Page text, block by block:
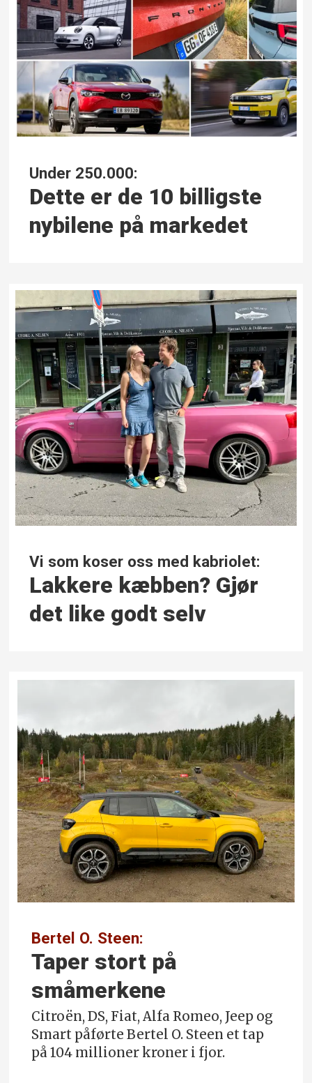
Under 250.000:
Dette er de 10 billigste
nybilene på markedet
Vi som koser oss med kabriolet:
Lakkere kæbben? Gjør
det like godt selv
Bertel O. Steen:
Taper stort på
småmerkene
Citroën, DS, Fiat, Alfa Romeo, Jeep og
Smart påførte Bertel O. Steen et tap
på 104 millioner kroner i fjor.